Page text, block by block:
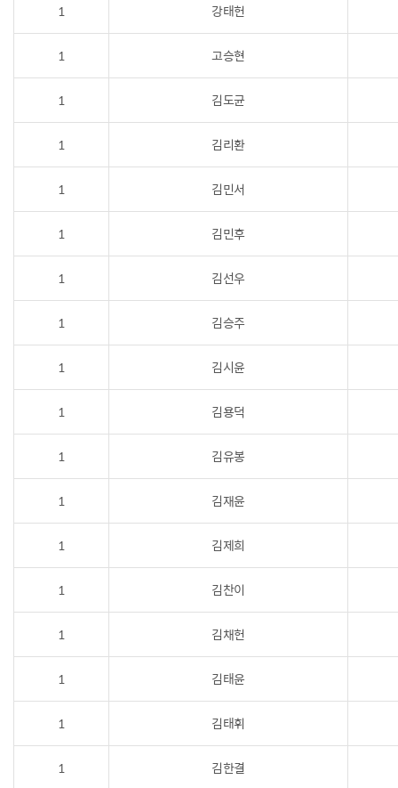
1 강태헌
1 고승현
1 김도균
1 김리환
1 김민서
1 김민후
1 김선우
1 김승주
1 김시윤
1 김용덕
1 김유봉
1 김재윤
1 김제희
1 김찬이
1 김채헌
1 김태윤
1 김태휘
1 김한결